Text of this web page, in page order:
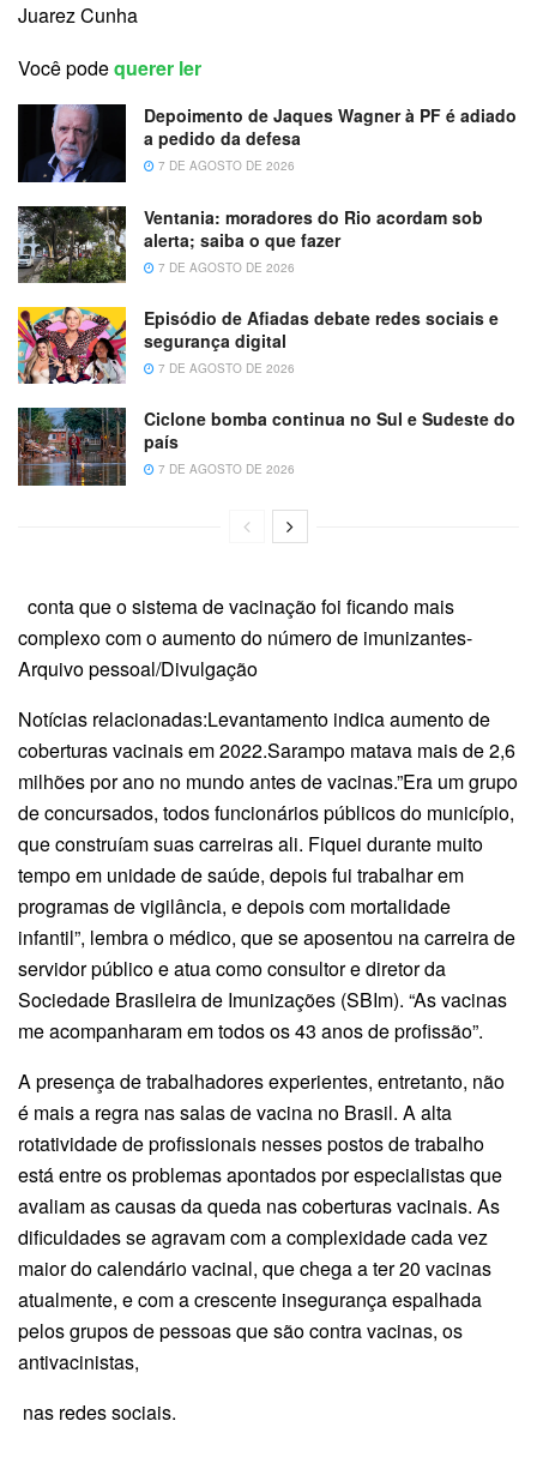
Juarez Cunha
Você podequerer ler
Depoimento de Jaques Wagner à PF é adiado
a pedido da defesa
7 DE AGOSTO DE 2026
Ventania: moradores do Rio acordam sob
alerta; saiba o que fazer
7 DE AGOSTO DE 2026
Episódio de Afiadas debate redes sociais e
segurança digital
7 DE AGOSTO DE 2026
Ciclone bomba continua no Sul e Sudeste do
país
7 DE AGOSTO DE 2026
conta que o sistema de vacinação foi ficando mais
complexo com o aumento do número de imunizantes-
Arquivo pessoal/Divulgação
Notícias relacionadas:Levantamento indica aumento de
coberturas vacinais em 2022.Sarampo matava mais de 2,6
milhões por ano no mundo antes de vacinas.”Era um grupo
de concursados, todos funcionários públicos do município,
que construíam suas carreiras ali. Fiquei durante muito
tempo em unidade de saúde, depois fui trabalhar em
programas de vigilância, e depois com mortalidade
infantil”, lembra o médico, que se aposentou na carreira de
servidor público e atua como consultor e diretor da
Sociedade Brasileira de Imunizações (SBIm). “As vacinas
me acompanharam em todos os 43 anos de profissão”.
A presença de trabalhadores experientes, entretanto, não
é mais a regra nas salas de vacina no Brasil. A alta
rotatividade de profissionais nesses postos de trabalho
está entre os problemas apontados por especialistas que
avaliam as causas da queda nas coberturas vacinais. As
dificuldades se agravam com a complexidade cada vez
maior do calendário vacinal, que chega a ter 20 vacinas
atualmente, e com a crescente insegurança espalhada
pelos grupos de pessoas que são contra vacinas, os
antivacinistas,
nas redes sociais.